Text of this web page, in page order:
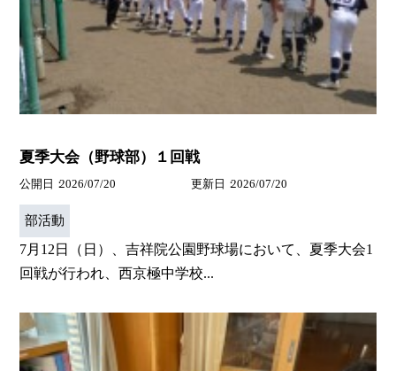
夏季大会（野球部）１回戦
公開日 2026/07/20 更新日 2026/07/20
部活動
7月12日（日）、吉祥院公園野球場において、夏季大会1
回戦が行われ、西京極中学校...